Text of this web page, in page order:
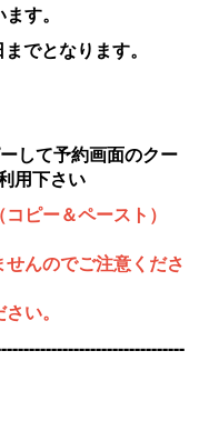
す。
でとなります。
して予約画面のクー
用下さい
ピー＆ペースト）
んのでご注意くださ
い。